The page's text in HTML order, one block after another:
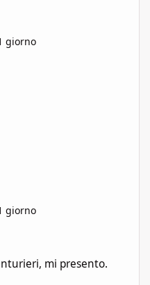
giorno
giorno
mi presento.